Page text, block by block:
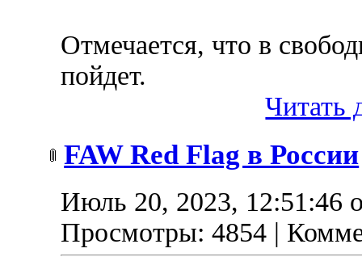
Отмечается, что в
пойдет.
Читать
FAW Red Flag в России
Июль 20, 2023, 12:51:46
Просмотры: 4854 |